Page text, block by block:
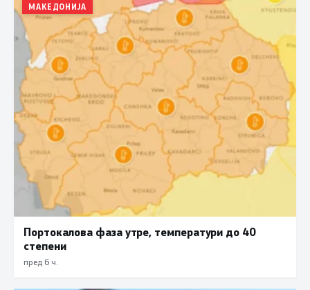
МАКЕДОНИЈА
Портокалова фаза утре, температури до 40
степени
пред 6 ч.